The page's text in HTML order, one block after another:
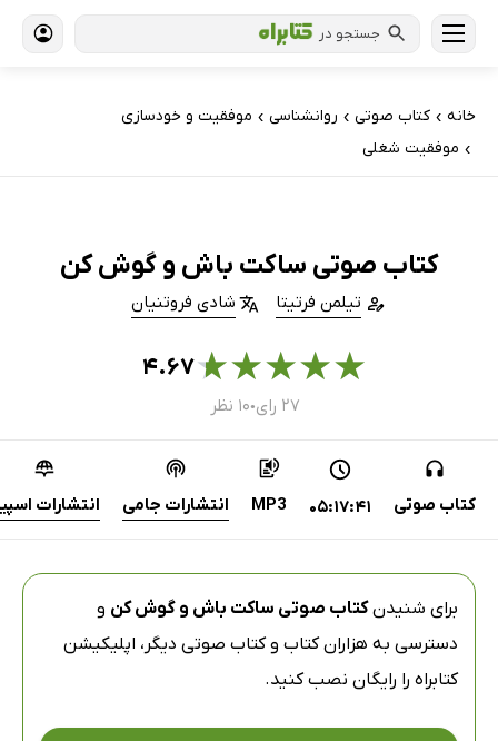
جستجو در
خانه › کتاب‌ صوتی › روانشناسی › موفقیت و خودسازی
› موفقیت شغلی
کتاب صوتی ساکت باش و گوش کن
تیلمن فرتیتا شادی فروتنیان
★
★
★
★
★۴.۶۷
۲۷ رای ● ۱۰ نظر
کتاب صوتی 05:17:41
MP3 انتشارات جامی انتشارات
برای شنیدنکتاب صوتی ساکت باش و گوش کن و
دسترسی به هزاران کتاب و کتاب صوتی دیگر، اپلیکیشن
کتابراه را رایگان نصب کنید.